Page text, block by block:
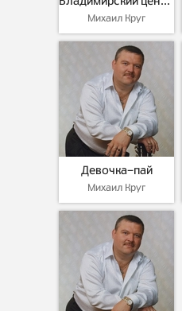
Михаил Круг
Девочка-пай
Михаил Круг